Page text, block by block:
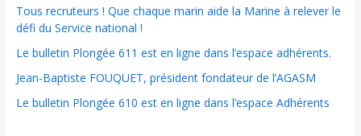
Tous recruteurs ! Que chaque marin aide la Marine à relever le
défi du Service national !
Le bulletin Plongée 611 est en ligne dans l’espace adhérents.
Jean-Baptiste FOUQUET, président fondateur de l’AGASM
Le bulletin Plongée 610 est en ligne dans l’espace Adhérents